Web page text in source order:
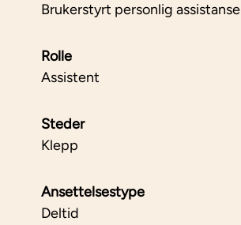
Brukerstyrt personlig assistanse
Rolle
Assistent
Steder
Klepp
Ansettelsestype
Deltid